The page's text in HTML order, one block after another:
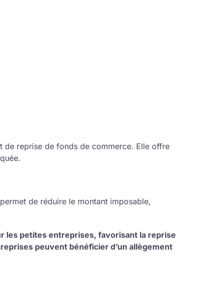
de reprise de fonds de commerce. Elle offre
de réduire le montant imposable,
les petites entreprises, favorisant la reprise
peuvent bénéficier d’un allègement